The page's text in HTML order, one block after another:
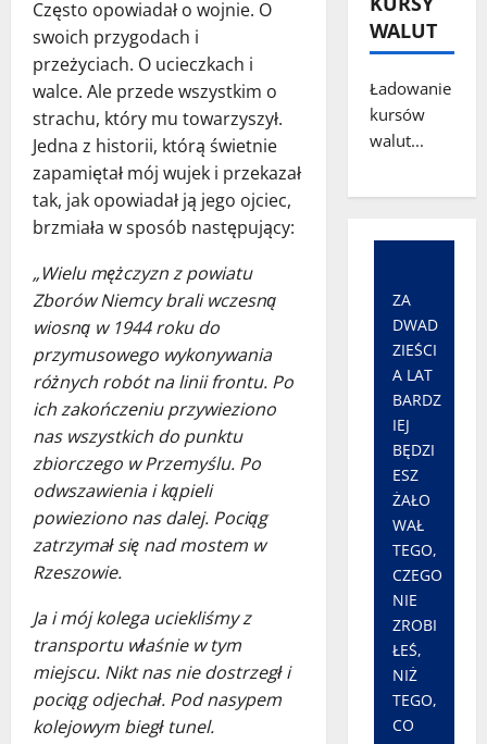
Często opowiadał o wojnie. O
swoich przygodach i
przeżyciach. O ucieczkach i
walce. Ale przede wszystkim o
strachu, który mu towarzyszył.
Jedna z historii, którą świetnie
zapamiętał mój wujek i przekazał
tak, jak opowiadał ją jego ojciec,
brzmiała w sposób następujący:
„Wielu mężczyzn z powiatu
Zborów Niemcy brali wczesną
wiosną w 1944 roku do
przymusowego wykonywania
różnych robót na linii frontu. Po
ich zakończeniu przywieziono
nas wszystkich do punktu
zbiorczego w Przemyślu. Po
odwszawienia i kąpieli
powieziono nas dalej. Pociąg
zatrzymał się nad mostem w
Rzeszowie.
Ja i mój kolega uciekliśmy z
transportu właśnie w tym
miejscu. Nikt nas nie dostrzegł i
pociąg odjechał. Pod nasypem
kolejowym biegł tunel.
WALUT
Ładowanie
kursów
walut...
ZA
DWAD
ZIEŚCI
A LAT
BARDZ
IEJ
BĘDZI
ESZ
ŻAŁO
WAŁ
TEGO,
CZEGO
NIE
ZROBI
ŁEŚ,
NIŻ
TEGO,
CO